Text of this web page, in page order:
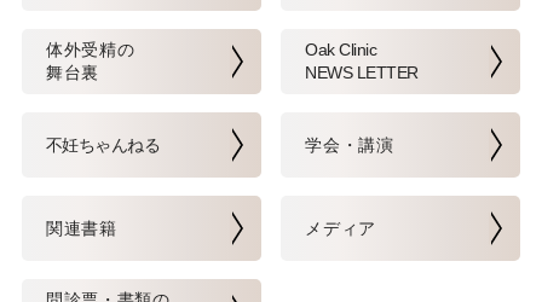
体外受精の
舞台裏
Oak Clinic
NEWS LETTER
不妊ちゃんねる 学会・講演
関連書籍 メディア